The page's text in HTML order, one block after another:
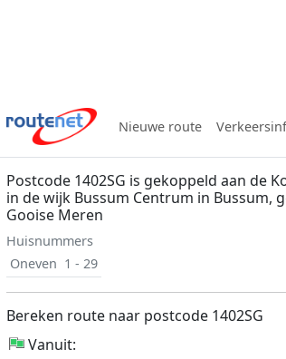
Nieuwe route
Postcode 1402SG is gekoppeld aan de
in de wijk Bussum Centrum in Bussum,
Gooise Meren
Huisnummers
Oneven 1 - 29
Bereken route naar postcode 1402SG
Vanuit: